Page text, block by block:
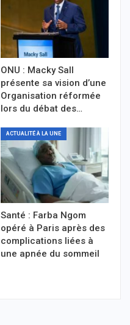
ONU : Macky Sall
présente sa vision d’une
Organisation réformée
lors du débat des…
ACTUALITÉ À LA UNE
Santé : Farba Ngom
opéré à Paris après des
complications liées à
une apnée du sommeil